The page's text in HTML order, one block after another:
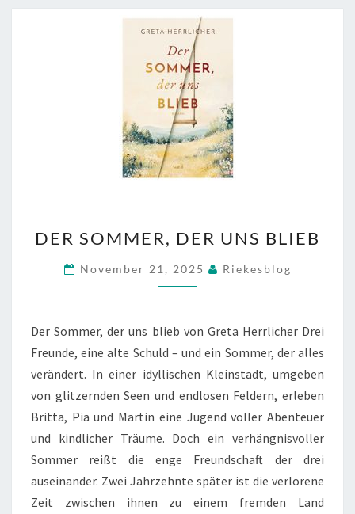
SOMMER,
DER
UNS
DER SOMMER, DER UNS BLIEB
November 21, 2025 Riekesblog
Der Sommer, der uns blieb von Greta Herrlicher Drei
Freunde, eine alte Schuld – und ein Sommer, der alles
verändert. In einer idyllischen Kleinstadt, umgeben
von glitzernden Seen und endlosen Feldern, erleben
Britta, Pia und Martin eine Jugend voller Abenteuer
und kindlicher Träume. Doch ein verhängnisvoller
Sommer reißt die enge Freundschaft der drei
auseinander. Zwei Jahrzehnte später ist die verlorene
Zeit zwischen ihnen zu einem fremden Land